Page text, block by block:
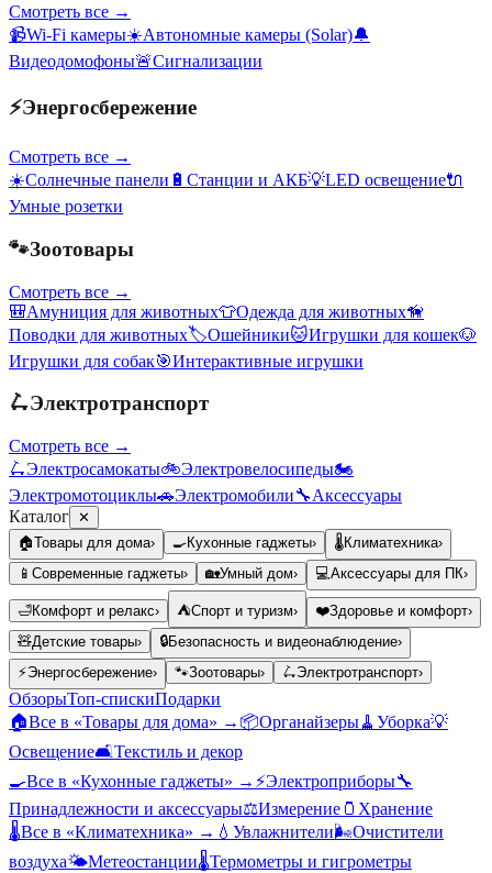
Смотреть все →
📹Wi-Fi камеры☀️Автономные камеры (Solar)🔔
Видеодомофоны🚨Сигнализации
⚡Энергосбережение
Смотреть все →
☀️Солнечные панели 🔋 Станции и АКБ💡LED освещение🔌
Умные розетки
🐾Зоотовары
Смотреть все →
🎒Амуниция для животных👕Одежда для животных🦮
Поводки для животных🏷️Ошейники🐱Игрушки для кошек🐶
Игрушки для собак🎯Интерактивные игрушки
🛴Электротранспорт
Смотреть все →
🛴Электросамокаты🚲Электровелосипеды🏍️
Электромотоциклы🚗Электромобили🔧Аксессуары
Каталог ✕
🏠Товары для дома› 🍳Кухонные гаджеты› 🌡️Климатехника›
📱 Современные гаджеты› 🏡Умный дом› 💻Аксессуары для ПК›
🛁Комфорт и релакс› ⛺Спорт и туризм› ❤️Здоровье и комфорт›
🧸Детские товары› 🔒Безопасность и видеонаблюдение›
⚡Энергосбережение› 🐾Зоотовары› 🛴Электротранспорт›
ОбзорыТоп-спискиПодарки
🏠Все в «Товары для дома» → 📦Органайзеры🧹 Уборка💡
Освещение🛋️Текстиль и декор
🍳Все в «Кухонные гаджеты» → ⚡Электроприборы🔧
Принадлежности и аксессуары⚖️Измерение 🫙 Хранение
🌡️Все в «Климатехника» → 💧 Увлажнители🌬️Очистители
воздуха🌤️Метеостанции🌡️Термометры и гигрометры